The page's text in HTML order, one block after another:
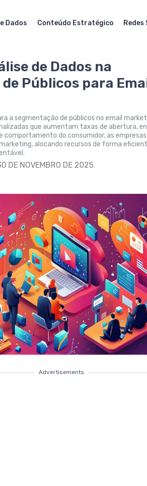
Dados Conteúdo Estratégico Redes
de Dados na
Públicos para
a segmentação de públicos no email
que aumentam taxas de abertura,
comportamento do consumidor, as
alocando recursos de forma
DE NOVEMBRO DE 2025
Advertisements